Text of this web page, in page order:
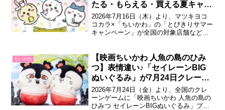
たる・もらえる・買える夏キャン
ペーン♪
2026年7月16日（木）より、マツキヨコ
コカラ×「ちいかわ」の「とびきりサマー
キャンペーン」が全国の対象店舗などで
ど、盛りだくさんの大型コラボです。マ
ツキヨココカラ×ちいかわ とびきりサマ
ーキャンペーンマツキヨココカラと「ち
いか...
ちいかわ
【映画ちいかわ 人魚の島のひみ
つ】表情違い♪「セイレーンBIG
ぬいぐるみ」が7月24日クレーン
ゲームで登場♪！
2026年7月24日（金）より、全国のクレ
ーンゲームに「映画ちいかわ 人魚の島の
ひみつ セイレーンBIGぬいぐるみ」プラ